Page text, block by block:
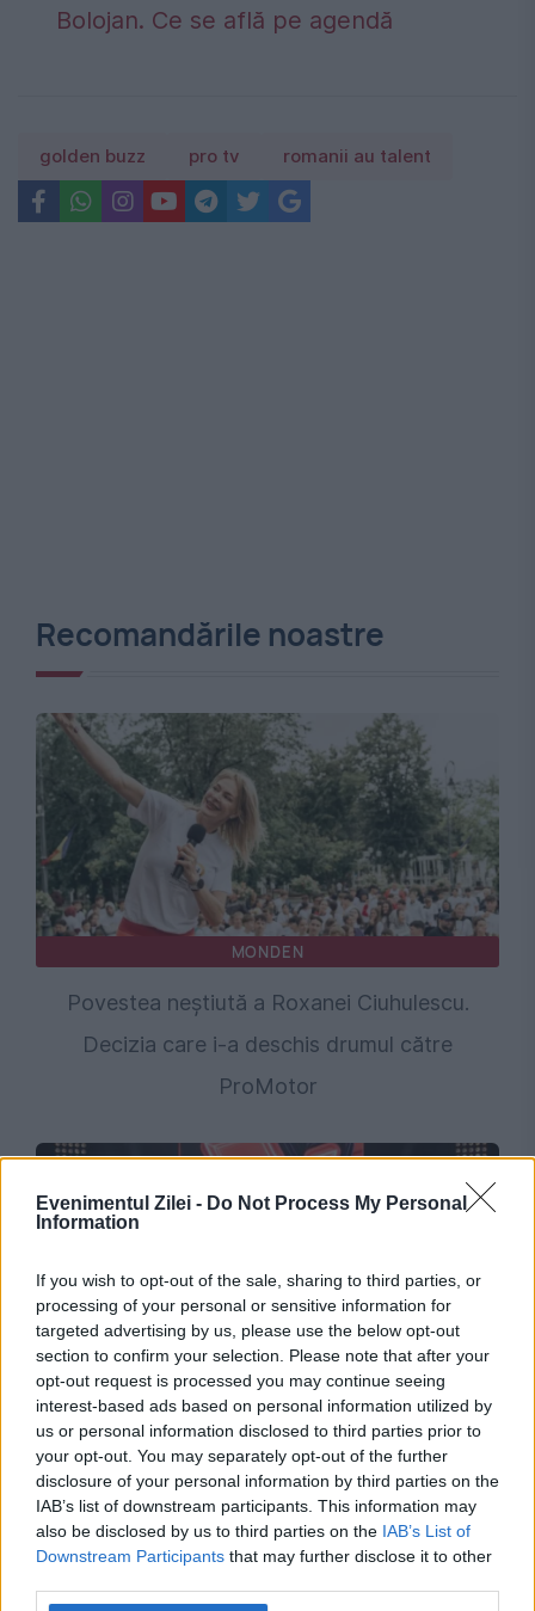
Evenimentul Zilei - Do Not Process My Personal
Information
If you wish to opt-out of the sale, sharing to third parties, or
processing of your personal or sensitive information for
targeted advertising by us, please use the below opt-out
section to confirm your selection. Please note that after your
opt-out request is processed you may continue seeing
interest-based ads based on personal information utilized by
us or personal information disclosed to third parties prior to
your opt-out. You may separately opt-out of the further
disclosure of your personal information by third parties on the
IAB’s list of downstream participants. This information may
also be disclosed by us to third parties on the IAB’s List of
Downstream Participants that may further disclose it to other
Bolojan. Ce se află pe agendă
golden buzz pro tv romanii au talent
Recomandările noastre
MONDEN
Povestea neștiută a Roxanei Ciuhulescu.
Decizia care i-a deschis drumul către
ProMotor
MONDEN
Noul sezon de la Vocea României va avea noi
reguli. Când începe difuzarea